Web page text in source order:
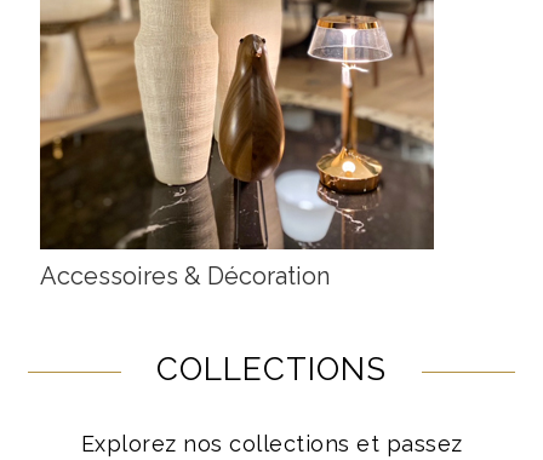
Accessoires & Décoration
COLLECTIONS
Explorez nos collections et passez